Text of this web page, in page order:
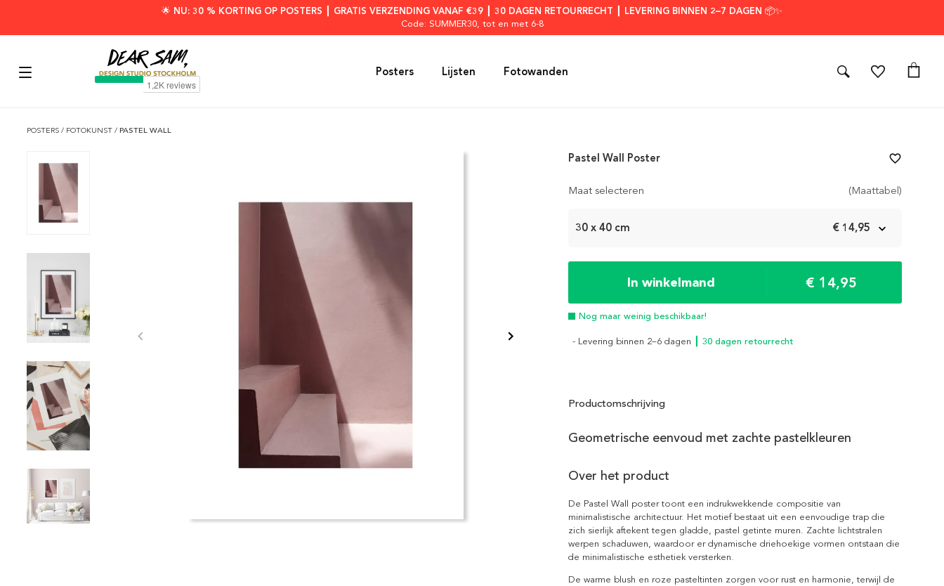
🌟 NU: 30 % KORTING OP POSTERS ┃ GRATIS VERZENDING VANAF €39 ┃ 30 DAGEN RETOURRECHT ┃ LEVERING BINNEN 2–7 DAGEN 📦✨
Code: SUMMER30, tot en met 6-8
Posters Lijsten Fotowanden
POSTERS / FOTOKUNST / PASTEL WALL
Maat selecteren (Maattabel)
30 x 40 cm € 14,95
In winkelmand € 14,95
Nog maar weinig beschikbaar!
- Levering binnen 2–6 dagen ┃ 30 dagen retourrecht
Pastel Wall Poster favorite_border
Productomschrijving
Geometrische eenvoud met zachte pastelkleuren
Over het product
De Pastel Wall poster toont een indrukwekkende compositie van
minimalistische architectuur. Het motief bestaat uit een eenvoudige trap die
zich sierlijk aftekent tegen gladde, pastel getinte muren. Zachte lichtstralen
werpen schaduwen, waardoor er dynamische driehoekige vormen ontstaan die
de minimalistische esthetiek versterken.
De warme blush en roze pasteltinten zorgen voor rust en harmonie, terwijl de